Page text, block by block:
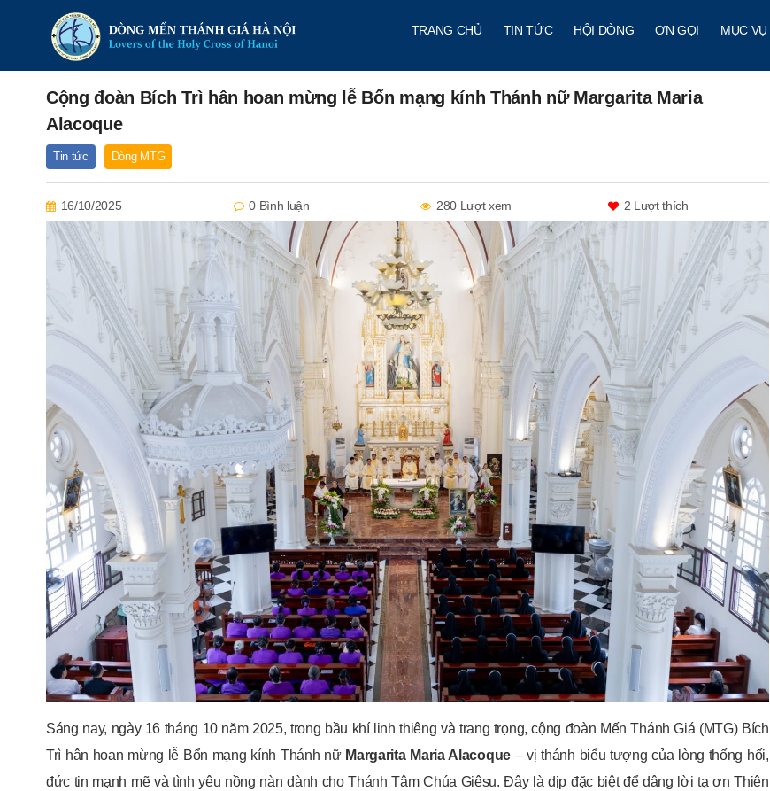
TRANG CHỦ TIN TỨC HỘI DÒNG ƠN GỌI MỤC VỤ
Cộng đoàn Bích Trì hân hoan mừng lễ Bổn mạng kính Thánh nữ Margarita Maria
Alacoque
Tin tức Dòng MTG
16/10/2025 0 Bình luận 280 Lượt xem 2 Lượt thích
Sáng nay, ngày 16 tháng 10 năm 2025, trong bầu khí linh thiêng và trang trọng, cộng đoàn Mến Thánh Giá (MTG) Bích
Trì hân hoan mừng lễ Bổn mạng kính Thánh nữ Margarita Maria Alacoque– vị thánh biểu tượng của lòng thống hối,
đức tin mạnh mẽ và tình yêu nồng nàn dành cho Thánh Tâm Chúa Giêsu. Đây là dịp đặc biệt để dâng lời tạ ơn Thiên